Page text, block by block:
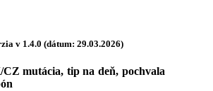
v 1.4.0 (dátum: 29.03.2026)
CZ mutácia, tip na deň, pochvala